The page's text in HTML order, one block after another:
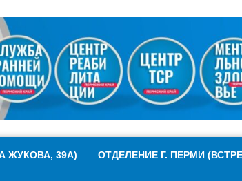
ЖУКОВА, 39А) ОТДЕЛЕНИЕ Г. ПЕРМИ